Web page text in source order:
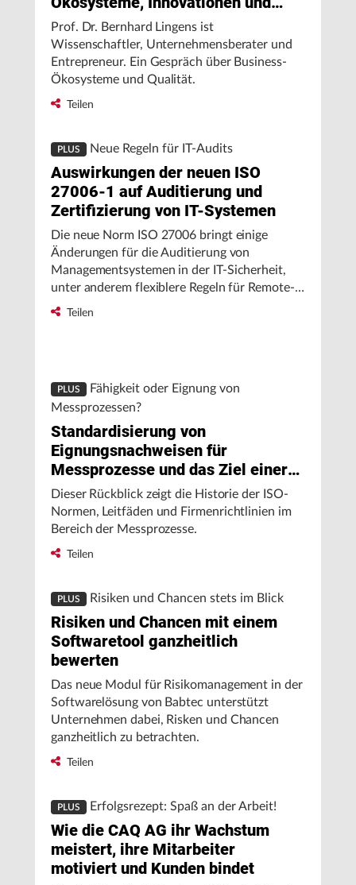
Qualitätsmanagement
Prof. Dr. Bernhard Lingens ist
Wissenschaftler, Unternehmensberater und
Entrepreneur. Ein Gespräch über Business-
Ökosysteme und Qualität.
Teilen
PLUS Neue Regeln für IT-Audits
Auswirkungen der neuen ISO
27006-1 auf Auditierung und
Zertifizierung von IT-Systemen
Die neue Norm ISO 27006 bringt einige
Änderungen für die Auditierung von
Managementsystemen in der IT-Sicherheit,
unter anderem flexiblere Regeln für Remote-
Audits und eine einfachere Berechnung der
Teilen
PLUS
Fähigkeit oder Eignung von
Messprozessen?
Standardisierung von
Eignungsnachweisen für
Messprozesse und das Ziel einer
Harmonisierung
Dieser Rückblick zeigt die Historie der ISO-
Normen, Leitfäden und Firmenrichtlinien im
Bereich der Messprozesse.
Teilen
PLUS Risiken und Chancen stets im Blick
Risiken und Chancen mit einem
Softwaretool ganzheitlich
bewerten
Das neue Modul für Risikomanagement in der
Softwarelösung von Babtec unterstützt
Unternehmen dabei, Risken und Chancen
ganzheitlich zu betrachten.
Teilen
PLUS Erfolgsrezept: Spaß an der Arbeit!
Wie die CAQ AG ihr Wachstum
meistert, ihre Mitarbeiter
motiviert und Kunden bindet